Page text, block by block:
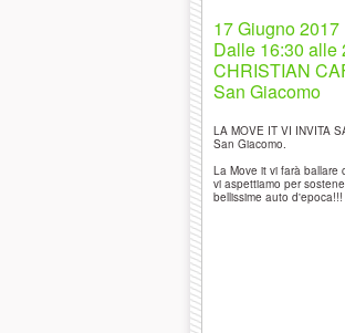
17 Giugno 2017
Dalle 16:30 alle
CHRISTIAN
San Giacomo
LA MOVE IT VI INVITA
San Giacomo.
La Move it vi farà ballare
vi aspettiamo per
bellissime auto d'epoca!!!